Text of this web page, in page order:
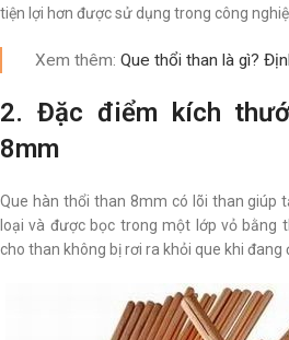
tiện lợi hơn được sử dụng trong công
Xem thêm: Que thổi than là gì?
2. Đặc điểm kích
8mm
Que hàn thổi than 8mm có lõi than giúp
loại và được bọc trong một lớp vỏ bằng
cho than không bị rơi ra khỏi que khi đang